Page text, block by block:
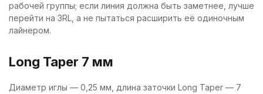
рабочей группы; если линия должна быть заметнее, лучше
перейти на 3RL, а не пытаться расширить её одиночным
лайнером.
Long Taper 7 мм
Диаметр иглы — 0,25 мм, длина заточки Long Taper — 7